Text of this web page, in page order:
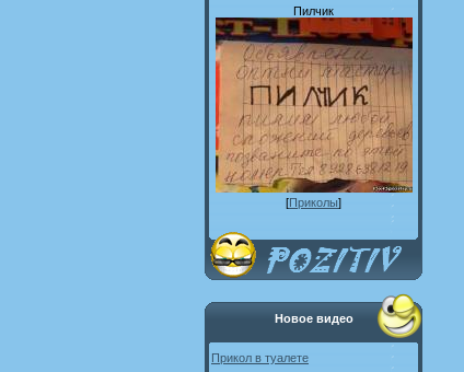
Пилчик
[Приколы]
Новое видео
Прикол в туалете